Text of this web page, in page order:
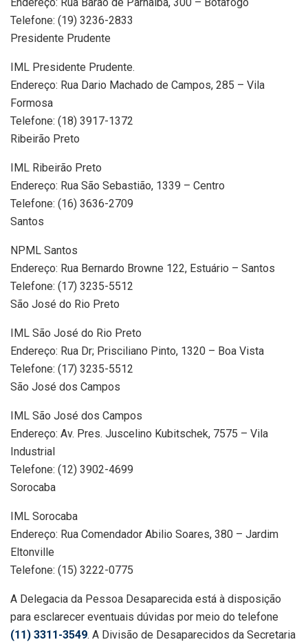
Telefone: (19) 3236-2833
Presidente Prudente
IML Presidente Prudente.
Endereço: Rua Dario Machado de Campos, 285 – Vila
Formosa
Telefone: (18) 3917-1372
Ribeirão Preto
IML Ribeirão Preto
Endereço: Rua São Sebastião, 1339 – Centro
Telefone: (16) 3636-2709
Santos
NPML Santos
Endereço: Rua Bernardo Browne 122, Estuário – Santos
Telefone: (17) 3235-5512
São José do Rio Preto
IML São José do Rio Preto
Endereço: Rua Dr; Prisciliano Pinto, 1320 – Boa Vista
Telefone: (17) 3235-5512
São José dos Campos
IML São José dos Campos
Endereço: Av. Pres. Juscelino Kubitschek, 7575 – Vila
Industrial
Telefone: (12) 3902-4699
Sorocaba
IML Sorocaba
Endereço: Rua Comendador Abilio Soares, 380 – Jardim
Eltonville
Telefone: (15) 3222-0775
A Delegacia da Pessoa Desaparecida está à disposição
para esclarecer eventuais dúvidas por meio do telefone
(11) 3311-3549. A Divisão de Desaparecidos da Secretaria